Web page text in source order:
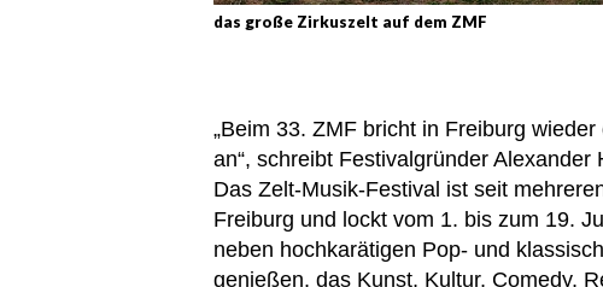
das große Zirkuszelt auf dem ZMF
„Beim 33. ZMF bricht in Freiburg
an“, schreibt Festivalgründer
Das Zelt-Musik-Festival ist seit
Freiburg und lockt vom 1. bis zum 19.
neben hochkarätigen Pop- und
genießen, das Kunst, Kultur, Comedy,